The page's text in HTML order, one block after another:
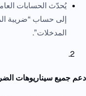
يُحدّث الحسابات
إلى حساب “ضريبة
المدخلات”.
دعم جميع سيناريوهات